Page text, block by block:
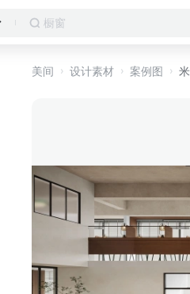
橱窗
美间 设计素材 案例图